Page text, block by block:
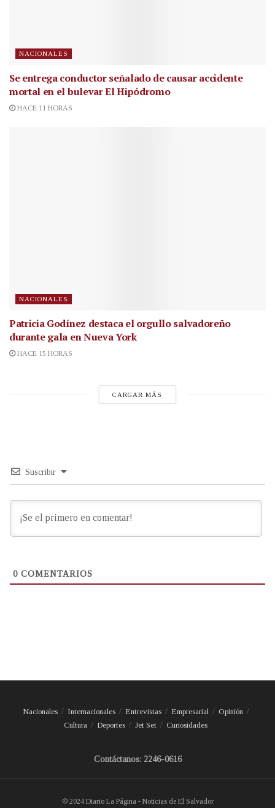
NACIONALES
Se entrega conductor señalado de causar accidente
mortal en el bulevar El Hipódromo
HACE 11 HORAS
NACIONALES
Patricia Godínez destaca el orgullo salvadoreño
durante gala en Nueva York
HACE 15 HORAS
CARGAR MÁS
Suscribir
0 COMENTARIOS
Nacionales Internacionales Entrevistas Empresarial
Opinión
Cultura
Deportes Jet Set Curiosidades
Contáctanos: 2246-0616
© 2024 Diario La Página - Noticias de El Salvador